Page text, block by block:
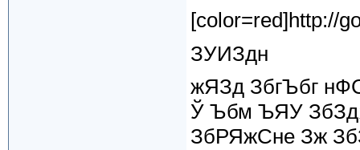
[color=red]http://
ЗУИЗдн
жЯЗд ЗбгЪбг
Ў Ъбм ЪЯУ
ЗбРЯжСне Зж